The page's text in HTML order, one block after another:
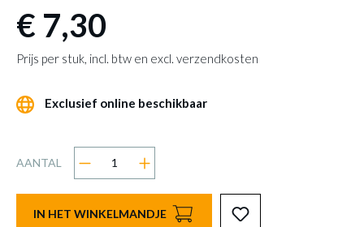
€ 7,30
Prijs per stuk, incl. btw en excl. verzendkosten
Exclusief online beschikbaar
AANTAL
IN HET WINKELMANDJE